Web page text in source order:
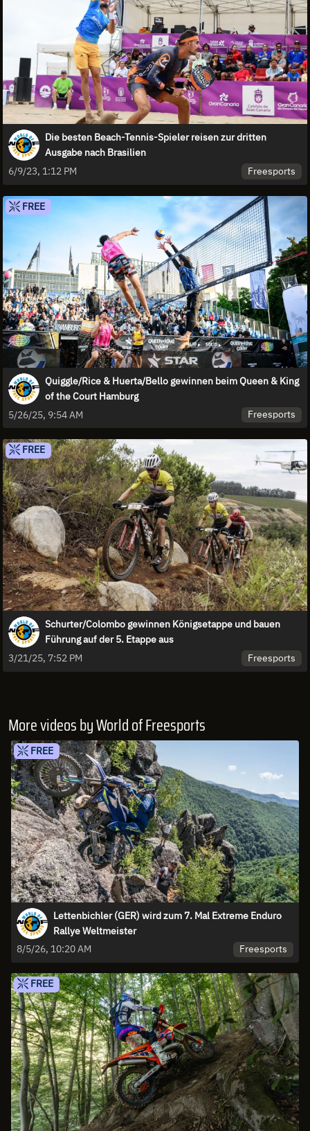
Die besten Beach-Tennis-Spieler reisen zur dritten
Ausgabe nach Brasilien
6/9/23, 1:12 PM
Freesports
FREE
Quiggle/Rice & Huerta/Bello gewinnen beim Queen & King
of the Court Hamburg
5/26/25, 9:54 AM
Freesports
FREE
Schurter/Colombo gewinnen Königsetappe und bauen
Führung auf der 5. Etappe aus
3/21/25, 7:52 PM
Freesports
More videos by World of Freesports
FREE
Lettenbichler (GER) wird zum 7. Mal Extreme Enduro
Rallye Weltmeister
8/5/26, 10:20 AM
Freesports
FREE